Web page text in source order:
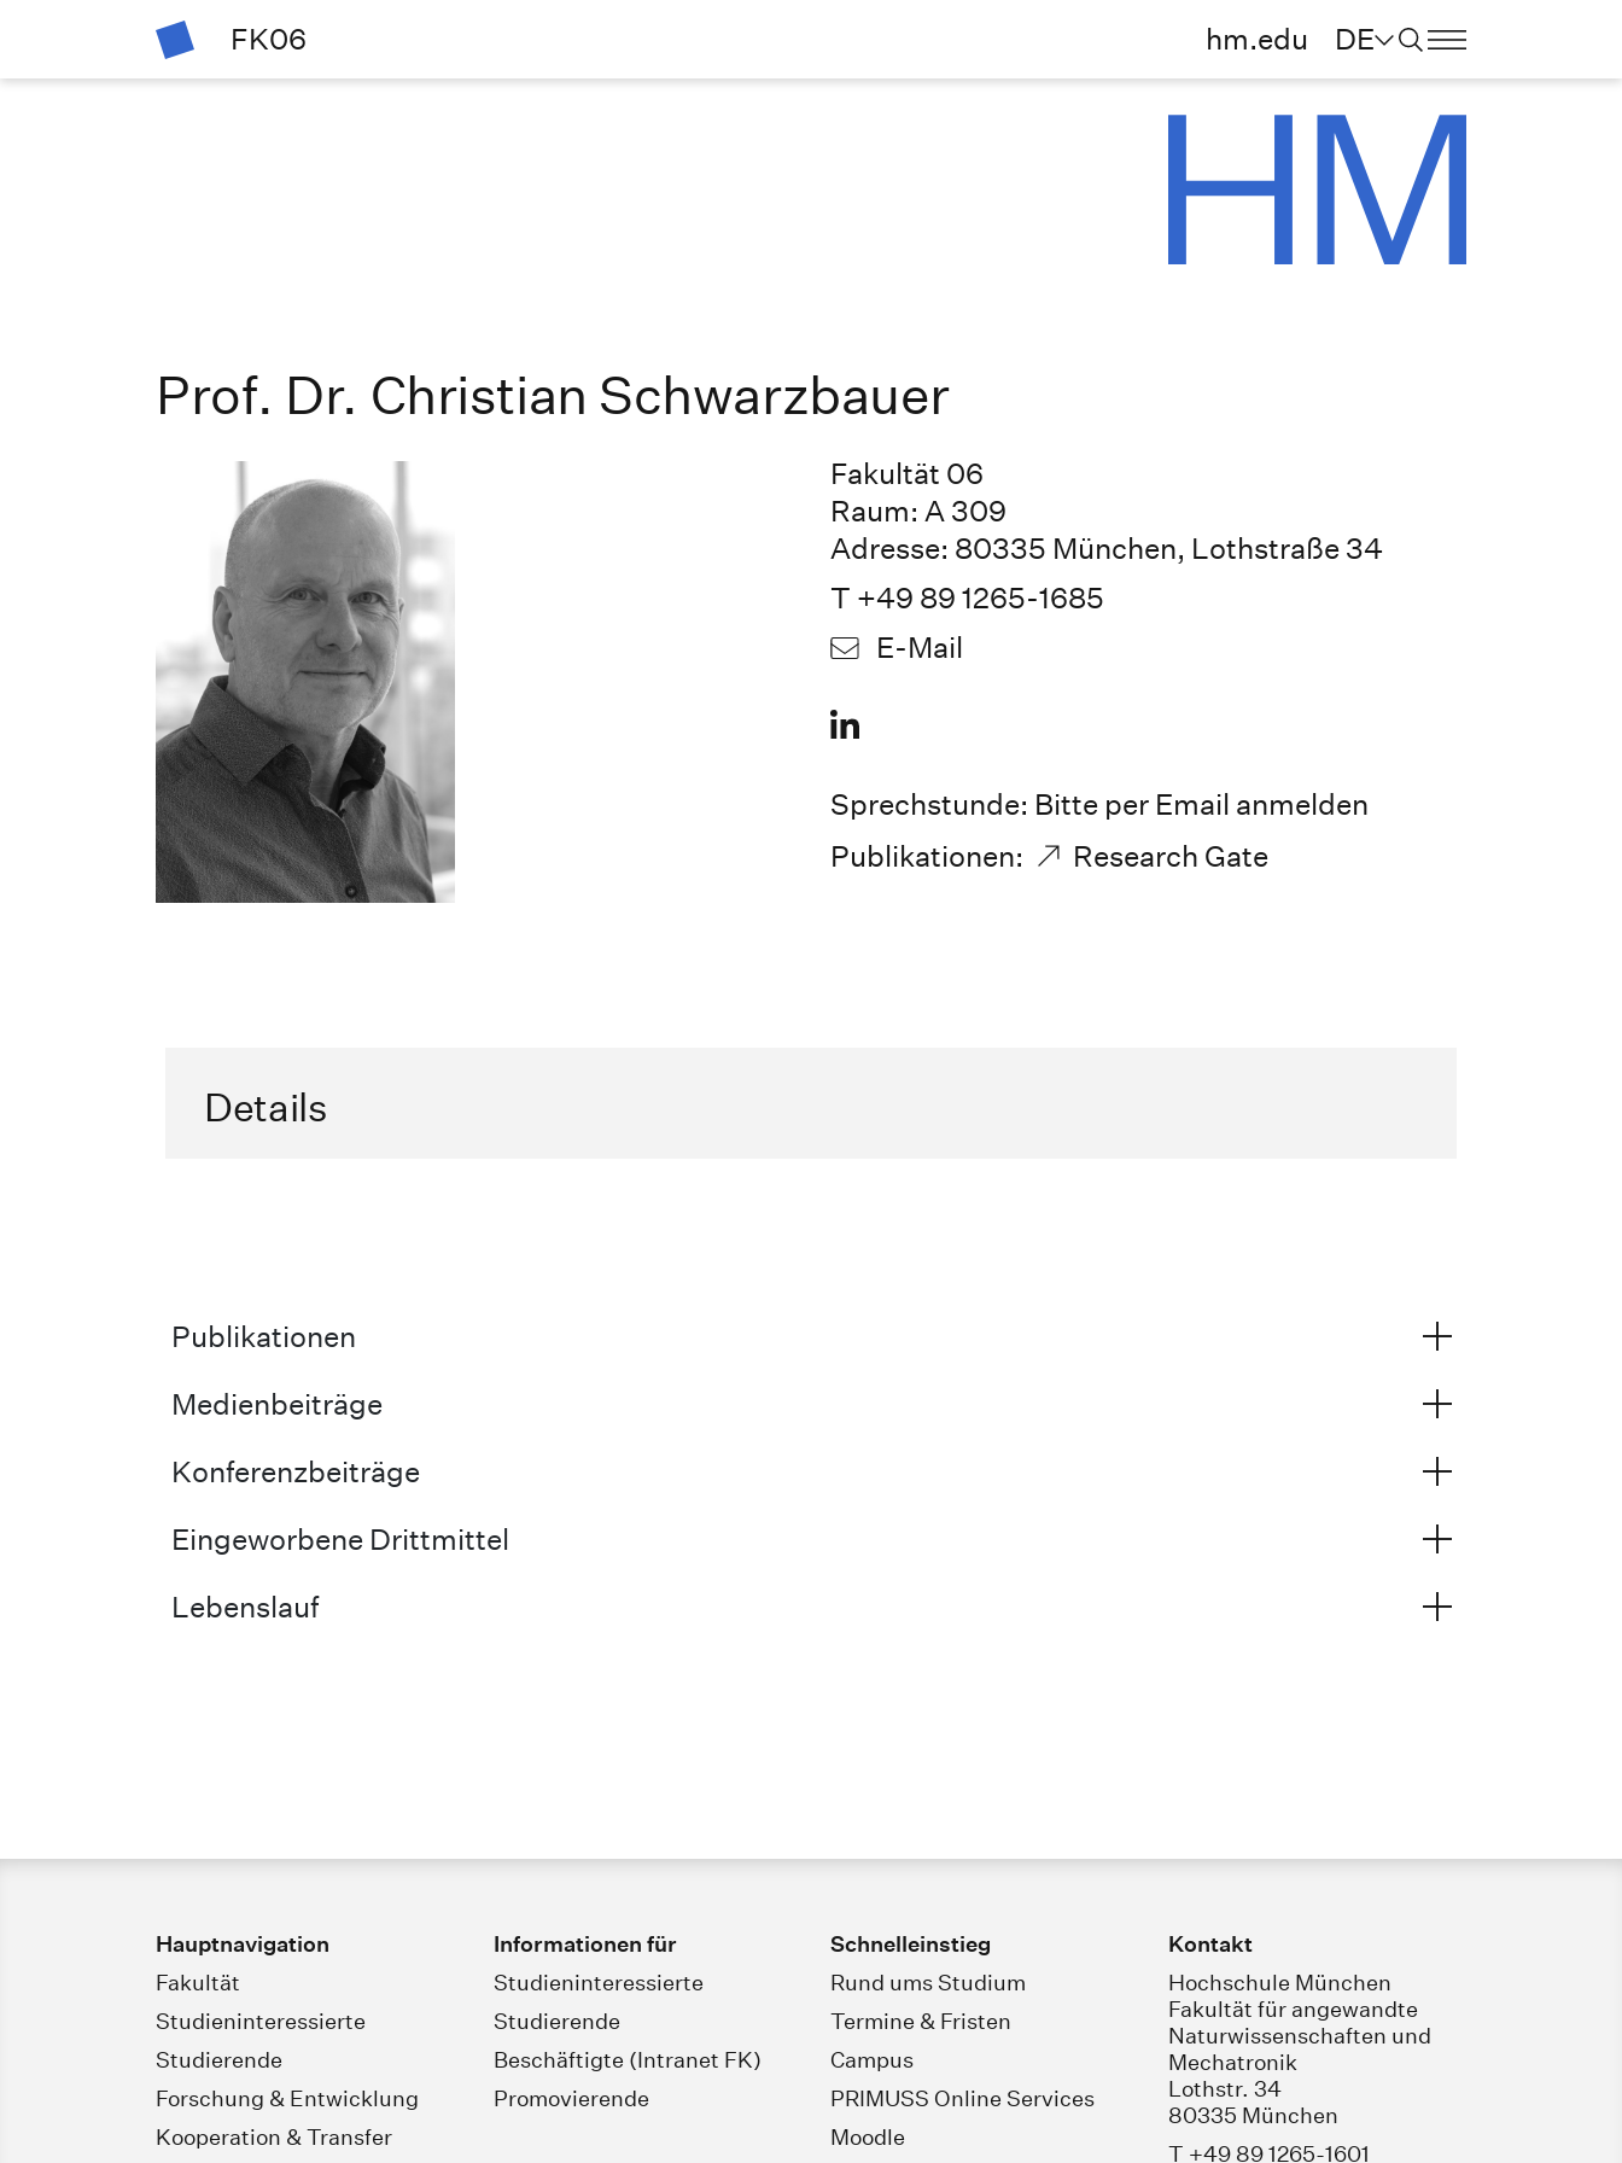
FK06 hm.edu DE
Prof. Dr. Christian Schwarzbauer
Fakultät 06
Raum: A 309
Adresse: 80335 München, Lothstraße 34
T +49 89 1265-1685
E-Mail
Sprechstunde: Bitte per Email anmelden
Publikationen:
Research Gate
Details
Publikationen
Medienbeiträge
Konferenzbeiträge
Eingeworbene Drittmittel
Lebenslauf
Hauptnavigation
Fakultät
Studieninteressierte
Studierende
Forschung & Entwicklung
Kooperation & Transfer
Informationen für
Studieninteressierte
Studierende
Beschäftigte (Intranet FK)
Promovierende
Schnelleinstieg
Rund ums Studium
Termine & Fristen
Campus
PRIMUSS Online Services
Moodle
Kontakt
Hochschule München
Fakultät für angewandte
Naturwissenschaften und
Mechatronik
Lothstr. 34
80335 München
T +49 89 1265-1601